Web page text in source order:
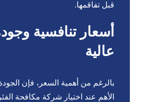
قبل تفاقمها.
أسعار تنافسية
عالية
بالرغم من أهمية السعر، فإن
الأهم عند اختيار شركة مكافحة